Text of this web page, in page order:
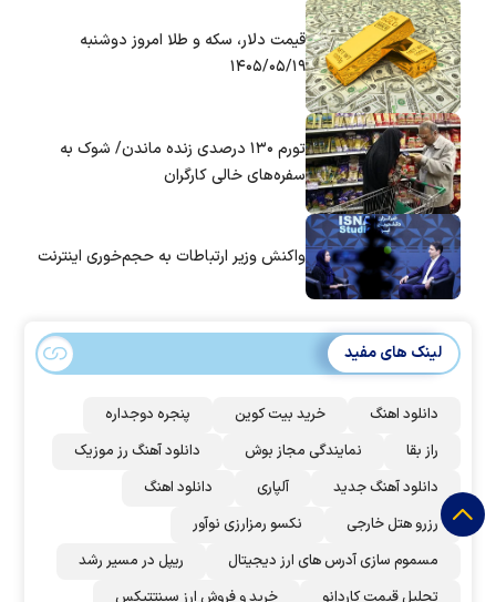
قیمت دلار، سکه و طلا امروز دوشنبه
۱۴۰۵/۰۵/۱۹
تورم ۱۳۰ درصدی زنده ماندن/ شوک به
سفره‌های خالی کارگران
واکنش وزیر ارتباطات به حجم‌خوری اینترنت
لینک های مفید
دانلود اهنگ خرید بیت کوین
پنجره دوجداره
راز بقا
نمایندگی مجاز بوش
دانلود آهنگ رز‌ موزیک
دانلود آهنگ جدید
آلپاری
دانلود اهنگ
رزرو هتل خارجی
نکسو رمزارزی نوآور
مسموم سازی آدرس های ارز دیجیتال
ریپل در مسیر رشد